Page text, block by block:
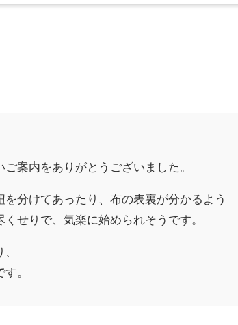
案内をありがとうございました。
分けてあったり、布の表裏が分かるよう
せりで、気楽に始められそうです。
。